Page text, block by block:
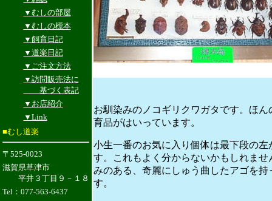
▼むしの部屋
▼むしの標本
▼飼育日記
▼道楽日記
▼ご注文方法
▼訪問販売法に
基づく表記
▼お店紹介
▼Link
■むし道楽
〒525-0023
滋賀県草津市
平井３丁目９－１８
Tel：077-563-6437
お馴染みのノコギリクワガタです。ほん
育品がはいっています。
小生一番のお気に入り個体は最下段の左
す。これもよく分からないかもしれませ
みのある、奇麗にしゅう曲したアゴを持
す。